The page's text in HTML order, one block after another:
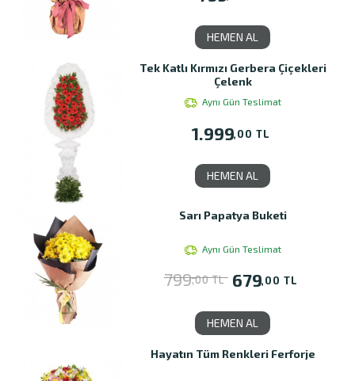
HEMEN AL
Tek Katlı Kırmızı Gerbera Çiçekleri
Çelenk
Aynı Gün Teslimat
1.999,00 TL
HEMEN AL
Sarı Papatya Buketi
Aynı Gün Teslimat
799,00 TL 679,00 TL
HEMEN AL
Hayatın Tüm Renkleri Ferforje